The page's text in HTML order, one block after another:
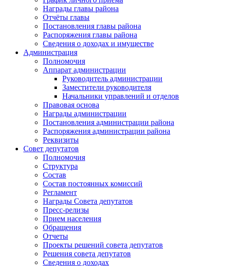
Награды главы района
Отчёты главы
Постановления главы района
Распоряжения главы района
Сведения о доходах и имуществе
Администрация
Полномочия
Аппарат администрации
Руководитель администрации
Заместители руководителя
Начальники управлений и отделов
Правовая основа
Награды администрации
Постановления администрации района
Распоряжения администрации района
Реквизиты
Совет депутатов
Полномочия
Структура
Состав
Состав постоянных комиссий
Регламент
Награды Совета депутатов
Пресс-релизы
Прием населения
Обращения
Отчеты
Проекты решений совета депутатов
Решения совета депутатов
Сведения о доходах